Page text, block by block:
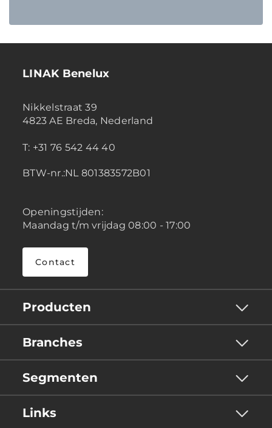
LINAK Benelux
Nikkelstraat 39
4823 AE Breda, Nederland
T: +31 76 542 44 40
BTW-nr.:NL 801383572B01
Openingstijden:
Maandag t/m vrijdag 08:00 - 17:00
Contact
Producten
Branches
Segmenten
Links